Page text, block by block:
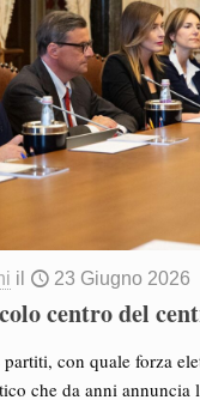
il 23 Giugno 2026
centro del
partiti, con quale forza
che da anni annuncia